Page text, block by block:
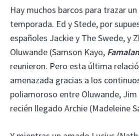
Hay muchos barcos para trazar
temporada. Ed y Stede, por
españoles Jackie y The Swede, y
Oluwande (Samson Kayo,
reunieron. Pero esta última
amenazada gracias a los
poliamoroso entre Oluwande, Jim
recién llegado Archie (Madeleine